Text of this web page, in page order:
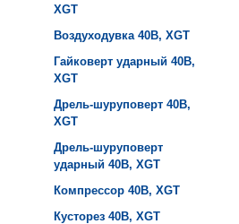
XGT
Воздуходувка 40B, XGT
Гайковерт ударный 40B,
XGT
Дрель-шуруповерт 40B,
XGT
Дрель-шуруповерт
ударный 40B, XGT
Компрессор 40B, XGT
Кусторез 40B, XGT